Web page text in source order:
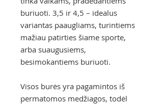
buriuoti. 3,5 ir 4,5 – idealus
variantas paaugliams, turintiems
mažiau patirties šiame sporte,
arba suaugusiems,
besimokantiems buriuoti.
Visos burės yra pagamintos iš
permatomos medžiagos, todėl